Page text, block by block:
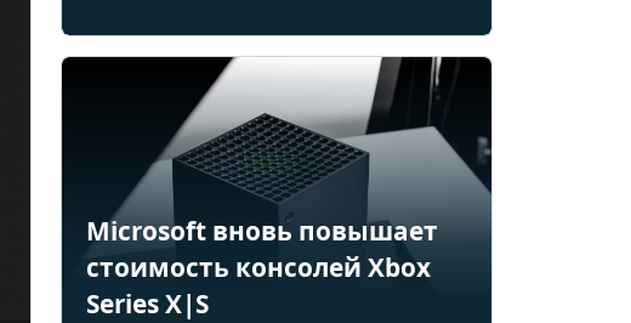
Microsoft вновь повышает
стоимость консолей Xbox
Series X|S